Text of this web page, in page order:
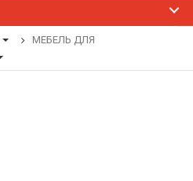
МЕБЕЛЬ ДЛЯ